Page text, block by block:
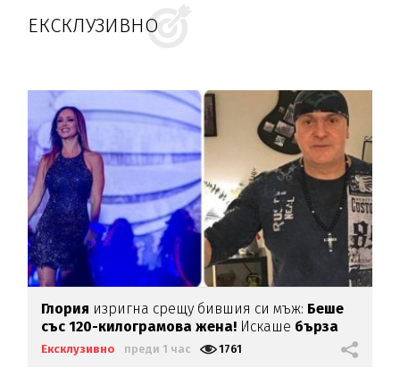
ЕКСКЛУЗИВНО
Глория изригна срещу бившия си мъж: Беше
със 120-килограмова жена! Искаше бърза
печалба...
Ексклузивно преди 1 час 1761